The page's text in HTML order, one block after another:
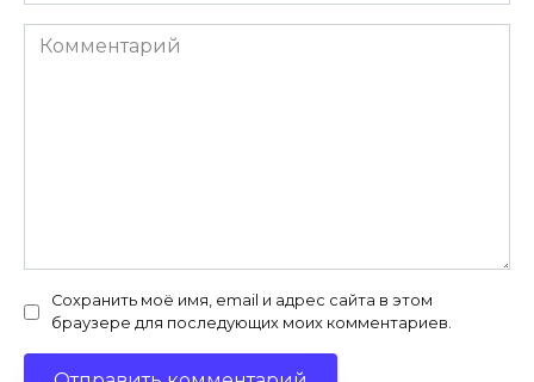
Комментарий
Сохранить моё имя, email и адрес сайта в этом
браузере для последующих моих комментариев.